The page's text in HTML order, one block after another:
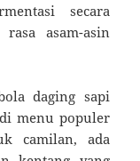
secara
asam-asin
daging sapi
menu populer
camilan, ada